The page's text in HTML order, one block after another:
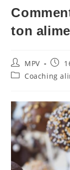
ton
MPV
Coaching